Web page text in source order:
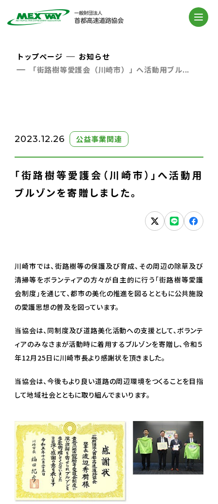
トップページ
お知らせ
「街路樹等愛護会（川崎市）」へ活動用ブル...
2023.12.26 公益事業関連
「街路樹等愛護会（川崎市）」へ活動用
ブルゾンを寄贈しました。
川崎市では、街路樹等の保護及び育成、その周辺の除草及び
清掃等をボランティアの方々が自主的に行う「街路樹等愛護
会制度」を通じて、都市の美化の推進を図るとともに公共施設
の愛護思想の普及を図っています。
当協会は、同制度及び道路美化活動への支援として、ボランテ
ィアのみなさまが活動時に着用するブルゾンを寄贈し、令和５
年12月25日に川崎市長より感謝状を頂きました。
当協会は、今後もより良い道路の周辺環境をつくることを目指
して地域社会とともに取り組んでまいります。